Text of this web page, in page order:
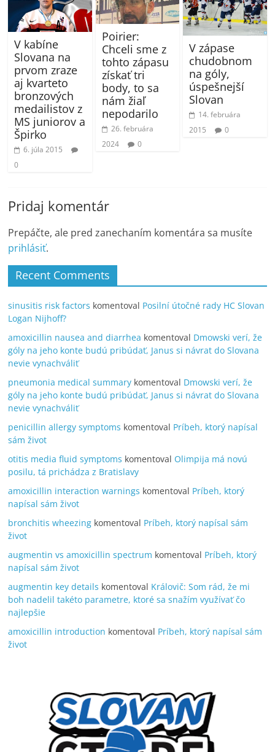
V kabíne
Slovana na
prvom zraze
aj kvarteto
bronzových
medailistov z
MS juniorov a
Špirko
6. júla 2015
0
Poirier:
Chceli sme z
tohto zápasu
získať tri
body, to sa
nám žiaľ
nepodarilo
26. februára
2024
0
V zápase
chudobnom
na góly,
úspešnejší
Slovan
14. februára
2015
0
Pridaj komentár
Prepáčte, ale pred zanechaním komentára sa musíte
prihlásiť.
Recent Comments
sinusitis risk factors komentoval Posilní útočné rady HC Slovan
Logan Nijhoff?
amoxicillin nausea and diarrhea komentoval Dmowski verí, že
góly na jeho konte budú pribúdať, Janus si návrat do Slovana
nevie vynachváliť
pneumonia medical summary komentoval Dmowski verí, že
góly na jeho konte budú pribúdať, Janus si návrat do Slovana
nevie vynachváliť
penicillin allergy symptoms komentoval Príbeh, ktorý napísal
sám život
otitis media fluid symptoms komentoval Olimpija má novú
posilu, tá prichádza z Bratislavy
amoxicillin interaction warnings komentoval Príbeh, ktorý
napísal sám život
bronchitis wheezing komentoval Príbeh, ktorý napísal sám
život
augmentin vs amoxicillin spectrum komentoval Príbeh, ktorý
napísal sám život
augmentin key details komentoval Královič: Som rád, že mi
boh nadelil takéto parametre, ktoré sa snažím využívať čo
najlepšie
amoxicillin introduction komentoval Príbeh, ktorý napísal sám
život